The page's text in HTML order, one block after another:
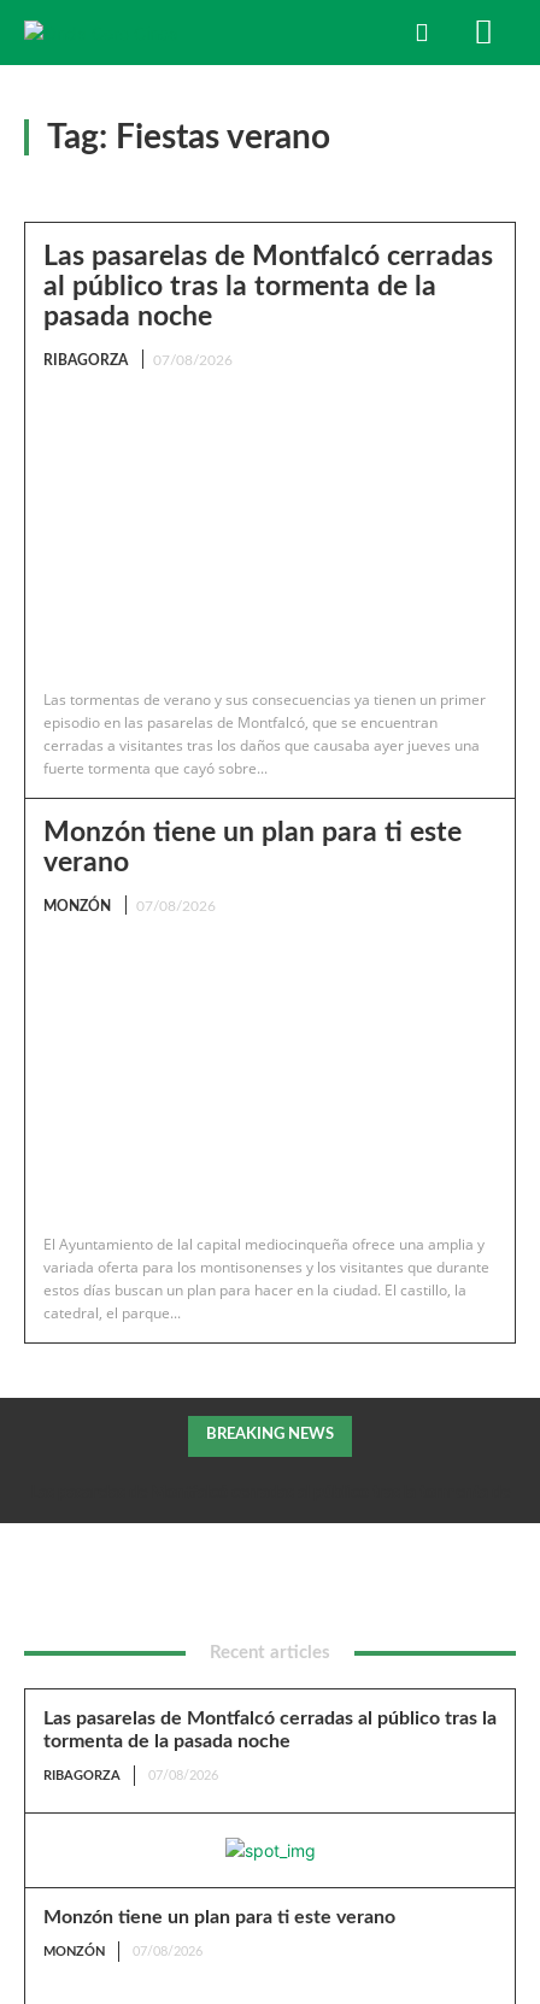
Tag: Fiestas verano
Las pasarelas de Montfalcó cerradas
al público tras la tormenta de la
pasada noche
RIBAGORZA 07/08/2026
Las tormentas de verano y sus consecuencias ya tienen un primer
episodio en las pasarelas de Montfalcó, que se encuentran
cerradas a visitantes tras los daños que causaba ayer jueves una
fuerte tormenta que cayó sobre...
Monzón tiene un plan para ti este
verano
MONZÓN 07/08/2026
El Ayuntamiento de lal capital mediocinqueña ofrece una amplia y
variada oferta para los montisonenses y los visitantes que durante
estos días buscan un plan para hacer en la ciudad. El castillo, la
catedral, el parque...
BREAKING NEWS
Recent articles
Las pasarelas de Montfalcó cerradas al público tras la
tormenta de la pasada noche
RIBAGORZA 07/08/2026
Monzón tiene un plan para ti este verano
MONZÓN 07/08/2026